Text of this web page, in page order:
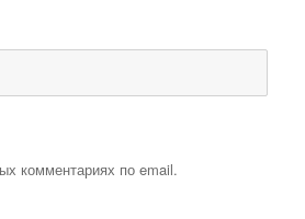
комментариях по email.